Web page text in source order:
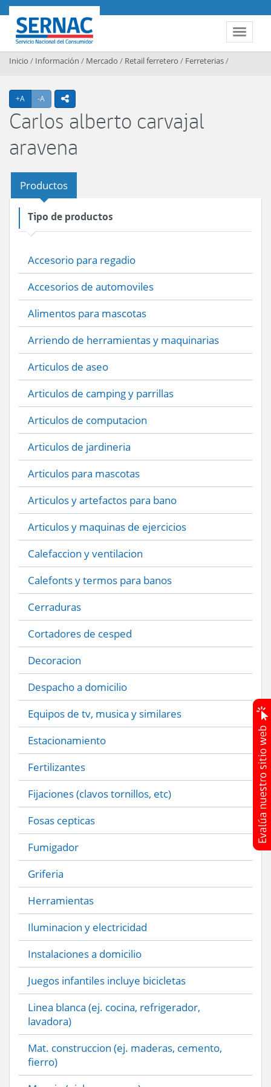
Contenido principal
Toggle
SERNAC
Inicio / Información / Mercado / Retail ferretero / Ferreterias/
+A Agrandar texto
-A Achicar textoicono compartir
Carlos alberto carvajal
aravena
Productos
Tipo de productos
Accesorio para regadio
Accesorios de automoviles
Alimentos para mascotas
Arriendo de herramientas y maquinarias
Articulos de aseo
Articulos de camping y parrillas
Articulos de computacion
Articulos de jardineria
Articulos para mascotas
Articulos y artefactos para bano
Articulos y maquinas de ejercicios
Calefaccion y ventilacion
Calefonts y termos para banos
Cerraduras
Cortadores de cesped
Decoracion
Despacho a domicilio
Equipos de tv, musica y similares
Estacionamiento
Fertilizantes
Fijaciones (clavos tornillos, etc)
Fosas cepticas
Fumigador
Griferia
Herramientas
Iluminacion y electricidad
Instalaciones a domicilio
Juegos infantiles incluye bicicletas
Linea blanca (ej. cocina, refrigerador,
lavadora)
Mat. construccion (ej. maderas, cemento,
fierro)